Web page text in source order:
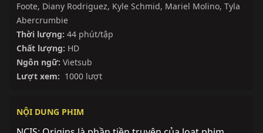
Foote, Diany Rodriguez, Kyle Schmid, Mariel Molino, Tyla
Abercrumbie
Thời lượng: 44 phút/tập
Chất lượng: HD
Ngôn ngữ: Vietsub
Lượt xem: 1000 lượt
NỘI DUNG PHIM